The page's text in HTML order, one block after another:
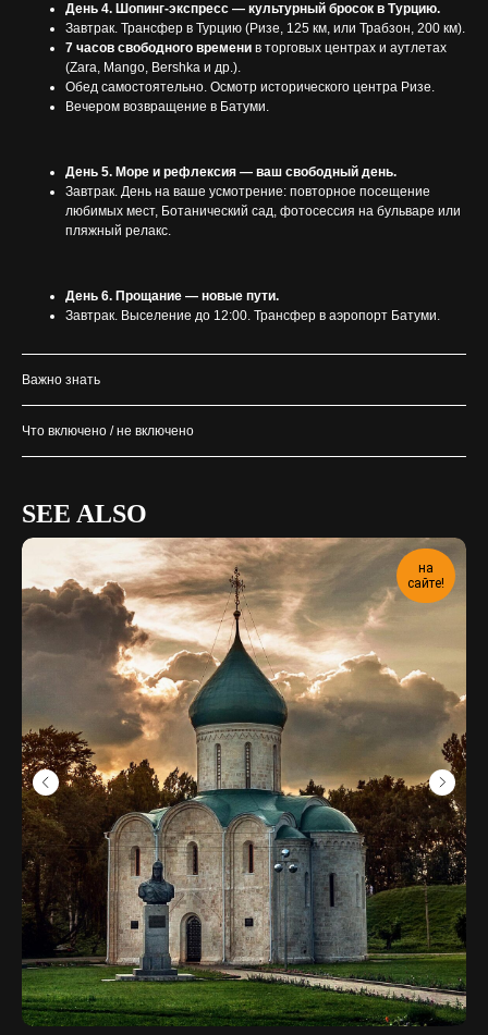
День 4. Шопинг-экспресс — культурный бросок в Турцию.
Завтрак. Трансфер в Турцию (Ризе, 125 км, или Трабзон, 200 км).
7 часов свободного времени в торговых центрах и аутлетах
(Zara, Mango, Bershka и др.).
Обед самостоятельно. Осмотр исторического центра Ризе.
Вечером возвращение в Батуми.
День 5. Море и рефлексия — ваш свободный день.
Завтрак. День на ваше усмотрение: повторное посещение
любимых мест, Ботанический сад, фотосессия на бульваре или
пляжный релакс.
День 6. Прощание — новые пути.
Завтрак. Выселение до 12:00. Трансфер в аэропорт Батуми.
Важно знать
Что включено / не включено
SEE ALSO
на
сайте!